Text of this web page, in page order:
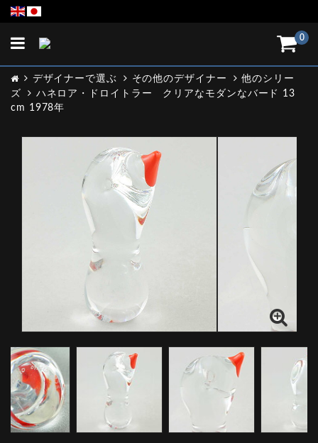
0
Toggle
デザイナーで選ぶ その他のデザイナー
他のシリー
ズ
ハネロア・ドロイトラー クリアなモダンなバード 13
cm 1978年